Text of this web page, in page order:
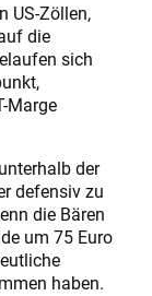
US-Zöllen,
die
sich
Marge
der
defensiv zu
die Bären
um 75 Euro
haben.